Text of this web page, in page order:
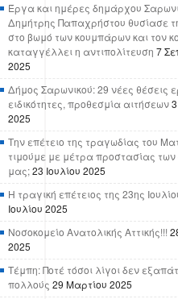
Έργα και ημέρες δημάρχου
Δημήτρης Παπαχρήστου θυσίασε
στο βωμό των κουμπάρων και τον
καταγγέλλει η αντιπολίτευση 7
2025
Δήμος Σαρωνικού: 29 νέες θέσεις
ειδικότητες, προθεσμία αιτήσεων
2025
Την επέτειο της τραγωδίας του
τιμούμε με μέτρα προστασίας των
μας;23 Ιουλίου 2025
Η τραγική επέτειος της 23ης
Ιουλίου 2025
Νοσοκομείο Ανατολικής Αττικής!!!
2025
Τέμπη: Ποτέ τόσοι λίγοι δεν
πολλούς 29 Μαρτίου 2025